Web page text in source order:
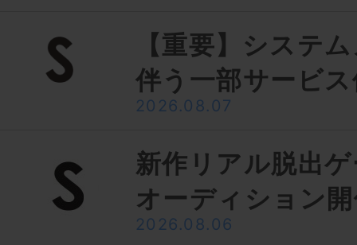
【重要】システ
伴う一部サービ
2026.08.07
新作リアル脱出
オーディション
2026.08.06